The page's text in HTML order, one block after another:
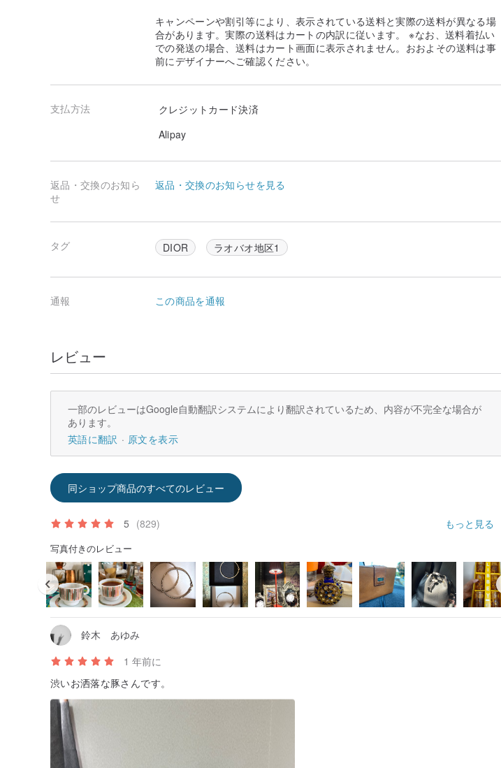
キャンペーンや割引等により、表示されている送料と実際の送料が異なる場
合があります。実際の送料はカートの内訳に従います。 ※なお、送料着払い
での発送の場合、送料はカート画面に表示されません。おおよその送料は事
前にデザイナーへご確認ください。
支払方法
クレジットカード決済
Alipay
返品・交換のお知ら
せ
返品・交換のお知らせを見る
タグ DIOR ラオバオ地区1
通報 この商品を通報
レビュー
一部のレビューはGoogle自動翻訳システムにより翻訳されているため、内容が不完全な場合が
あります。
英語に翻訳
原文を表示
同ショップ商品のすべてのレビュー
5 (829) もっと見る
写真付きのレビュー
鈴木 あゆみ
1 年前に
渋いお洒落な豚さんです。